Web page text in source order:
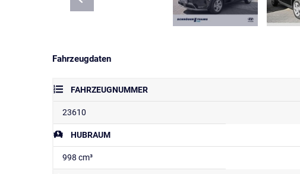
Fahrzeugdaten
FAHRZEUGNUMMER
23610
HUBRAUM
998 cm³